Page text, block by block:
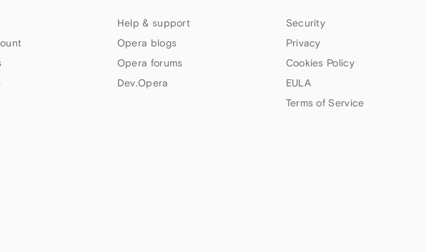
Help & support
Opera blogs
Opera forums
Dev.Opera
Security
Privacy
Cookies Policy
EULA
Terms of Service